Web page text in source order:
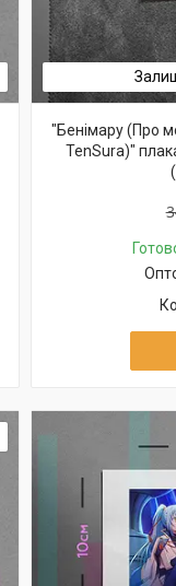
"Бенімару (Про
TenSura)"